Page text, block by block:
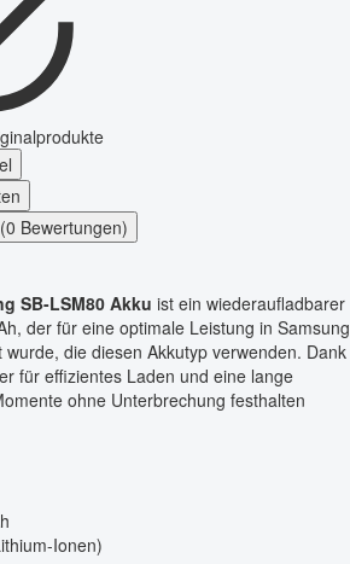
Bewertungen)
SB-LSM80 Akku ist ein wiederaufladbarer
der für eine optimale Leistung in Samsung
die diesen Akkutyp verwenden. Dank
für effizientes Laden und eine lange
ohne Unterbrechung festhalten
Ionen)